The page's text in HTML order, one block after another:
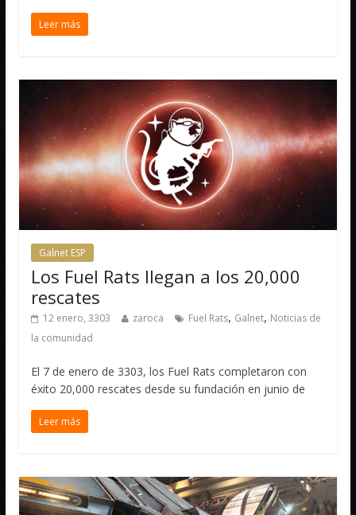
Leer más
Galnet ESP
Los Fuel Rats llegan a los 20,000
rescates
12 enero, 3303 zaroca Fuel Rats, Galnet, Noticias de
la comunidad
El 7 de enero de 3303, los Fuel Rats completaron con
éxito 20,000 rescates desde su fundación en junio de
Leer más